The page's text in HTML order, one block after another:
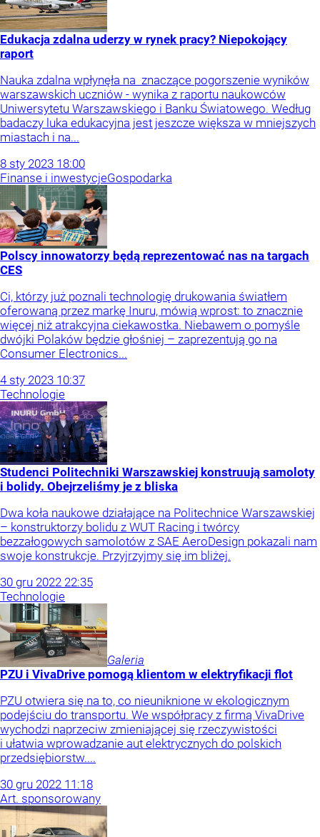
Edukacja zdalna uderzy w rynek pracy? Niepokojący
raport
Nauka zdalna wpłynęła na znaczące pogorszenie wyników
warszawskich uczniów - wynika z raportu naukowców
Uniwersytetu Warszawskiego i Banku Światowego. Według
badaczy luka edukacyjna jest jeszcze większa w mniejszych
miastach i na...
8 sty 2023 18:00
Finanse i inwestycjeGospodarka
Polscy innowatorzy będą reprezentować nas na targach
CES
Ci, którzy już poznali technologię drukowania światłem
oferowaną przez markę Inuru, mówią wprost: to znacznie
więcej niż atrakcyjna ciekawostka. Niebawem o pomyśle
dwójki Polaków będzie głośniej – zaprezentują go na
Consumer Electronics...
4 sty 2023 10:37
Technologie
Studenci Politechniki Warszawskiej konstruują samoloty
i bolidy. Obejrzeliśmy je z bliska
Dwa koła naukowe działające na Politechnice Warszawskiej
– konstruktorzy bolidu z WUT Racing i twórcy
bezzałogowych samolotów z SAE AeroDesign pokazali nam
swoje konstrukcje. Przyjrzyjmy się im bliżej.
30 gru 2022 22:35
Technologie
Galeria
PZU i VivaDrive pomogą klientom w elektryfikacji flot
PZU otwiera się na to, co nieuniknione w ekologicznym
podejściu do transportu. We współpracy z firmą VivaDrive
wychodzi naprzeciw zmieniającej się rzeczywistości
i ułatwia wprowadzanie aut elektrycznych do polskich
przedsiębiorstw....
30 gru 2022 11:18
Art. sponsorowany